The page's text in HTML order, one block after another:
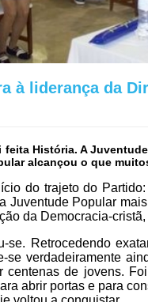
à liderança da
feita História. A
alcançou o que
do trajeto do
Juventude Popular
da Democracia-
se. Retrocedendo
se verdadeiramente
centenas de jovens.
abrir portas e para